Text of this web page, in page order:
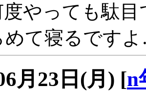
やっても駄
めて寝るです
月23日(月) [n